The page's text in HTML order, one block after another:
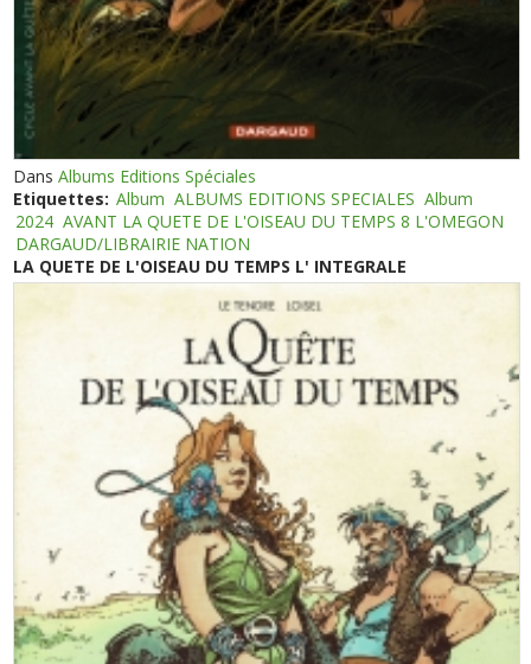
DansAlbums Editions Spéciales
Etiquettes: Album ALBUMS EDITIONS SPECIALES Album
2024 AVANT LA QUETE DE L'OISEAU DU TEMPS 8 L'OMEGON
DARGAUD/LIBRAIRIE NATION
LA QUETE DE L'OISEAU DU TEMPS L' INTEGRALE